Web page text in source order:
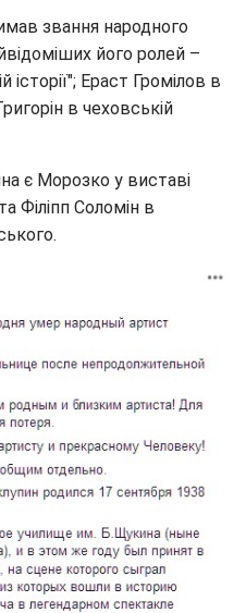
звання народного
його ролей –
історії"; Ераст Громілов в
в чеховській
є Морозко у виставі
Філіпп Соломін в